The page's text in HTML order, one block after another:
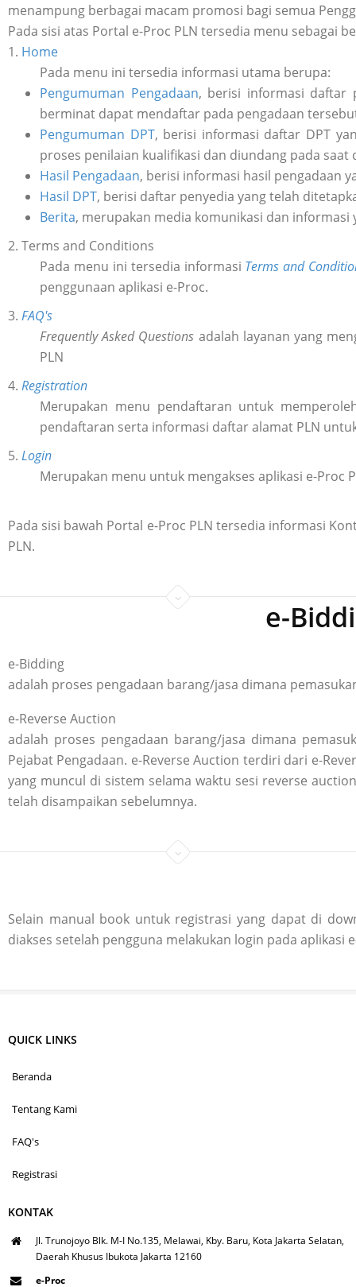
menampung berbagai macam promosi bagi semua
Pada sisi atas Portal e-Proc PLN tersedia menu sebagai
1. Home
Pada menu ini tersedia informasi utama berupa:
Pengumuman Pengadaan, berisi informasi daftar
berminat dapat mendaftar pada pengadaan
Pengumuman DPT, berisi informasi daftar DPT
proses penilaian kualifikasi dan diundang pada
Hasil Pengadaan, berisi informasi hasil pengadaan
Hasil DPT, berisi daftar penyedia yang telah
Berita, merupakan media komunikasi dan
2. Terms and Conditions
Pada menu ini tersedia informasi Terms and
penggunaan aplikasi e-Proc.
3. FAQ's
Frequently Asked Questions adalah layanan yang
PLN
4. Registration
Merupakan menu pendaftaran untuk
pendaftaran serta informasi daftar alamat PLN
5. Login
Merupakan menu untuk mengakses aplikasi e-
Pada sisi bawah Portal e-Proc PLN tersedia informasi
PLN.
e-
e-Bidding
adalah proses pengadaan barang/jasa dimana
e-Reverse Auction
adalah proses pengadaan barang/jasa dimana
Pejabat Pengadaan. e-Reverse Auction terdiri dari e-
yang muncul di sistem selama waktu sesi reverse
telah disampaikan sebelumnya.
Selain manual book untuk registrasi yang dapat di
diakses setelah pengguna melakukan login pada aplikasi
QUICK LINKS
Beranda
Tentang Kami
FAQ's
Registrasi
KONTAK
Jl. Trunojoyo Blk. M-I No.135, Melawai, Kby. Baru, Kota Jakarta Selatan,
Daerah Khusus Ibukota Jakarta 12160
e-Proc